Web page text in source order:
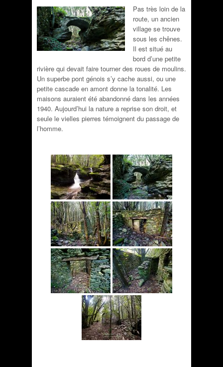
Pas très loin de la
route, un ancien
village se trouve
sous les chênes.
Il est situé au
bord d’une petite
rivière qui devait faire tourner des roues de moulins.
Un superbe pont génois s’y cache aussi, ou une
petite cascade en amont donne la tonalité. Les
maisons auraient été abandonné dans les années
1940. Aujourd’hui la nature a reprise son droit, et
seule le vielles pierres témoignent du passage de
l’homme.